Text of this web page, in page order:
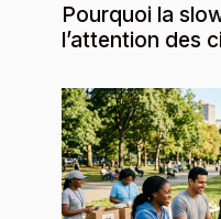
Pourquoi la
l’attention des